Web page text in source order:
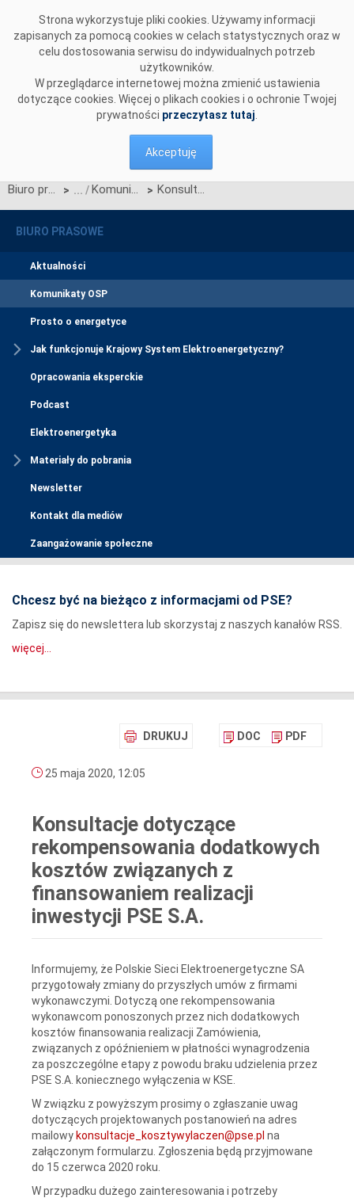
Strona wykorzystuje pliki cookies. Używamy informacji
zapisanych za pomocą cookies w celach statystycznych oraz w
celu dostosowania serwisu do indywidualnych potrzeb
użytkowników.
W przeglądarce internetowej można zmienić ustawienia
dotyczące cookies. Więcej o plikach cookies i o ochronie Twojej
prywatności przeczytasz tutaj
Akceptuję
Biuro prasowe > Komunikaty OSP > Konsultacje dotyczące rekompensowania dodatkowych kosztów związanych z finansowaniem realizacji inwestycji PSE S.A.
BIURO PRASOWE
Aktualności
Komunikaty OSP
Prosto o energetyce
Jak funkcjonuje Krajowy System Elektroenergetyczny?
Opracowania eksperckie
Podcast
Elektroenergetyka
Materiały do pobrania
Newsletter
Kontakt dla mediów
Zaangażowanie społeczne
Chcesz być na bieżąco z informacjami od PSE?
Zapisz się do newslettera lub skorzystaj z naszych kanałów RSS.
więcej...
DRUKUJ DOC PDF
25 maja 2020, 12:05
Konsultacje dotyczące
rekompensowania dodatkowych
kosztów związanych z
finansowaniem realizacji
inwestycji PSE S.A.
Informujemy, że Polskie Sieci Elektroenergetyczne SA
przygotowały zmiany do przyszłych umów z firmami
wykonawczymi. Dotyczą one rekompensowania
wykonawcom ponoszonych przez nich dodatkowych
kosztów finansowania realizacji Zamówienia,
związanych z opóźnieniem w płatności wynagrodzenia
za poszczególne etapy z powodu braku udzielenia przez
PSE S.A. koniecznego wyłączenia w KSE.
W związku z powyższym prosimy o zgłaszanie uwag
dotyczących projektowanych postanowień na adres
mailowy konsultacje_kosztywylaczen@pse.pl na
załączonym formularzu. Zgłoszenia będą przyjmowane
do 15 czerwca 2020 roku.
W przypadku dużego zainteresowania i potrzeby